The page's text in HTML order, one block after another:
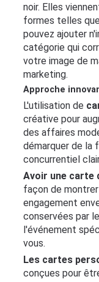
noir. Elles
formes telles
pouvez ajouter
catégorie qui
votre image de
marketing.
Approche
L'utilisation de
créative pour
des affaires
démarquer de la
concurrentiel
Avoir une carte
façon de
engagement
conservées par
l'événement
vous.
Les cartes
conçues pour